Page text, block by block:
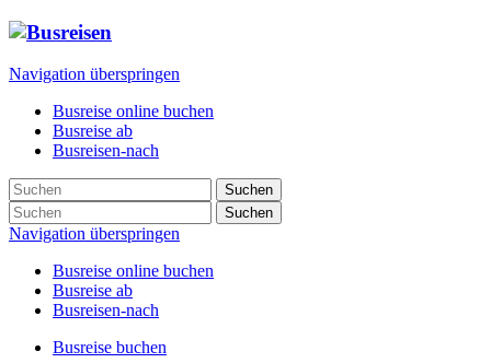
Navigation überspringen
Busreise online buchen
Busreise ab
Busreisen-nach
Suchen
Suchen
Navigation überspringen
Busreise online buchen
Busreise ab
Busreisen-nach
Busreise buchen